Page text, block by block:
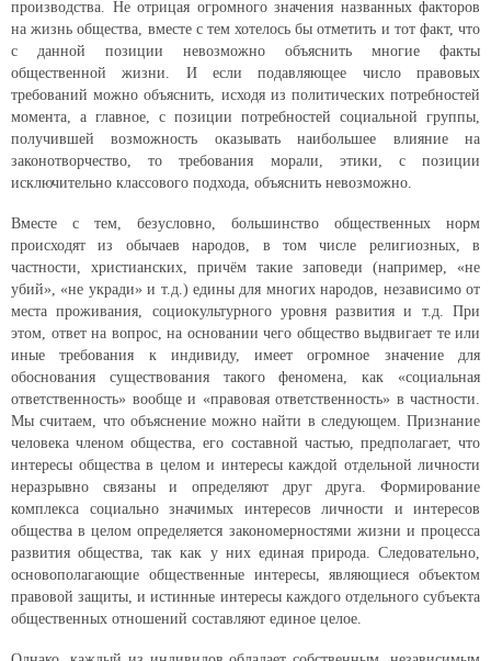
производства. Не отрицая огромного значения названных факторов
на жизнь общества, вместе с тем хотелось бы отметить и тот факт, что
с данной позиции невозможно объяснить многие факты
общественной жизни. И если подавляющее число правовых
требований можно объяснить, исходя из политических потребностей
момента, а главное, с позиции потребностей социальной группы,
получившей возможность оказывать наибольшее влияние на
законотворчество, то требования морали, этики, с позиции
исключительно классового подхода, объяснить невозможно.
Вместе с тем, безусловно, большинство общественных норм
происходят из обычаев народов, в том числе религиозных, в
частности, христианских, причём такие заповеди (например, «не
убий», «не укради» и т.д.) едины для многих народов, независимо от
места проживания, социокультурного уровня развития и т.д. При
этом, ответ на вопрос, на основании чего общество выдвигает те или
иные требования к индивиду, имеет огромное значение для
обоснования существования такого феномена, как «социальная
ответственность» вообще и «правовая ответственность» в частности.
Мы считаем, что объяснение можно найти в следующем. Признание
человека членом общества, его составной частью, предполагает, что
интересы общества в целом и интересы каждой отдельной личности
неразрывно связаны и определяют друг друга. Формирование
комплекса социально значимых интересов личности и интересов
общества в целом определяется закономерностями жизни и процесса
развития общества, так как у них единая природа. Следовательно,
основополагающие общественные интересы, являющиеся объектом
правовой защиты, и истинные интересы каждого отдельного субъекта
общественных отношений составляют единое целое.